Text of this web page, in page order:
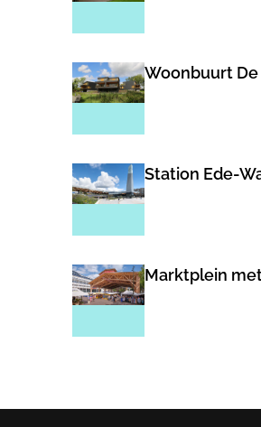
Woonbuurt
Station Ede-
Marktplein